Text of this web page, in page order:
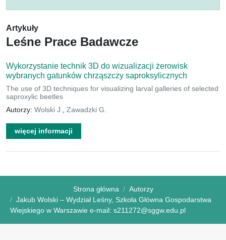
Artykuły
Leśne Prace Badawcze
Wykorzystanie technik 3D do wizualizacji żerowisk
wybranych gatunków chrząszczy saproksylicznych
The use of 3D techniques for visualizing larval galleries of selected
saproxylic beetles
Autorzy: Wolski J. Zawadzki G.
więcej informacji
Strona główna
Autorzy
Jakub Wolski – Wydział Leśny, Szkoła Główna Gospodarstwa
Wiejskiego w Warszawie e-mail: s211272@sggw.edu.pl